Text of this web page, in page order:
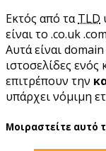
Εκτός από ταTLD
είναι το .co.uk
Αυτά είναι
ιστοσελίδες
επιτρέπουν την
υπάρχει νόμιμη
Μοιραστείτε αυτό